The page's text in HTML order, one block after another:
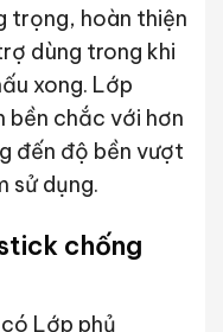
trọng, hoàn thiện
dùng trong khi
xong. Lớp
bền chắc với hơn
đến độ bền vượt
sử dụng.
chống
Lớp phủ